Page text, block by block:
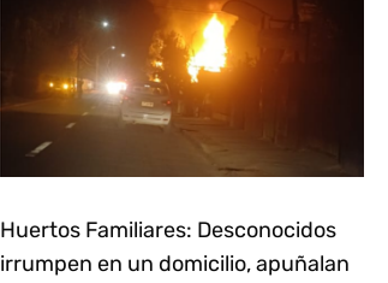
Huertos Familiares: Desconocidos
irrumpen en un domicilio, apuñalan